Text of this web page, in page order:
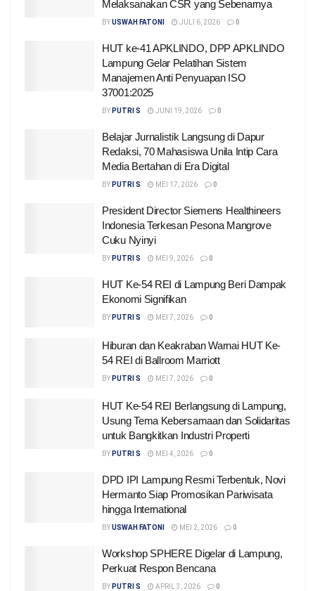
Melaksanakan CSR yang Sebenarnya
BYUSWAH FATONI JULI 6, 2026 0
HUT ke-41 APKLINDO, DPP APKLINDO
Lampung Gelar Pelatihan Sistem
Manajemen Anti Penyuapan ISO
37001:2025
BY PUTRI S JUNI 19, 2026 0
Belajar Jurnalistik Langsung di Dapur
Redaksi, 70 Mahasiswa Unila Intip Cara
Media Bertahan di Era Digital
BY PUTRI S MEI 17, 2026 0
President Director Siemens Healthineers
Indonesia Terkesan Pesona Mangrove
Cuku Nyinyi
BY PUTRI S MEI 9, 2026 0
HUT Ke-54 REI di Lampung Beri Dampak
Ekonomi Signifikan
BY PUTRI S MEI 7, 2026 0
Hiburan dan Keakraban Warnai HUT Ke-
54 REI di Ballroom Marriott
BY PUTRI S MEI 7, 2026 0
HUT Ke-54 REI Berlangsung di Lampung,
Usung Tema Kebersamaan dan Solidaritas
untuk Bangkitkan Industri Properti
BY PUTRI S MEI 4, 2026 0
DPD IPI Lampung Resmi Terbentuk, Novi
Hermanto Siap Promosikan Pariwisata
hingga International
BYUSWAH FATONI MEI 2, 2026 0
Workshop SPHERE Digelar di Lampung,
Perkuat Respon Bencana
BY PUTRI S APRIL 3, 2026 0